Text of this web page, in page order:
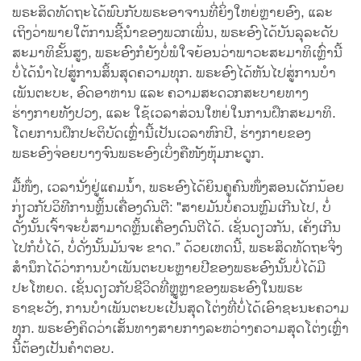
ພຣະສິດທັດຖະໄດ້ພົບກັບພຣະອາຈານທີ່ຍິ່ງໃຫຍ່ຫຼາຍອົງ, ແລະ
ເຖິງວ່າພາຍໃຕ້ການຊີ້ນໍາຂອງພວກເພິ່ນ, ພຣະອົງໄດ້ບັນລຸລະດັບ
ສະມາທິຂັ້ນສູງ, ພຣະອົງກໍຍັງບໍ່ພໍໃຈຍ້ອນວ່າພາວະສະມາທິເຫຼົ່ານີ້
ບໍ່ໄດ້ນໍາໄປສູ່ການສິ້ນສຸດຄວາມທຸກ. ພຣະອົງໄດ້ຫັນໄປສູ່ການບຳ
ເພັນຕະບະ, ອົດອາຫານ ແລະ ຄວາມສະດວກສະບາຍທາງ
ຮ່າງກາຍທັງປວງ, ແລະ ໃຊ້ເວລາສ່ວນໃຫຍ່ໃນການຝຶກສະມາທິ.
ໂດຍການຝຶກປະຕິບັດເຫຼົ່ານີ້ເປັນເວລາຫົກປີ, ຮ່າງກາຍຂອງ
ພຣະອົງຈ່ອຍບາງຈົນພຣະອົງເບິ່ງຄືໜັງຫຸ້ມກະດູກ.
ມື້ໜຶ່ງ, ເວລານັ່ງຢູ່ແຄມນ້ຳ, ພຣະອົງໄດ້ຍິນຄູຄົນໜຶ່ງສອນເດັກນ້ອຍ
ກ່ຽວກັບວິທີການຫຼິ້ນເຄື່ອງດົນຕີ: "ສາຍມັນບໍ່ຄວນຫຼົມເກີນໄປ, ບໍ່
ດັ່ງນັ້ນເຈົ້າຈະບໍ່ສາມາດຫຼິ້ນເຄື່ອງດົນຕີໄດ້. ເຊັ່ນດຽວກັນ, ເຄັ່ງເກີນ
ໄປກໍບໍ່ໄດ້, ບໍ່ດັ່ງນັ້ນມັນຈະ ຂາດ.” ດ້ວຍເຫດນີ້, ພຣະສິດທັດຖະຈິ່ງ
ສຳນຶກໄດ້ວ່າການບຳເພັນຕະບະຫຼາຍປີຂອງພຣະອົງນັ້ນບໍ່ໄດ້ມີ
ປະໂຫຍດ. ເຊັ່ນດຽວກັບຊີວິດທີ່ຫຼູຫຼາຂອງພຣະອົງໃນພຣະ
ຣາຊະວັງ, ການບຳເພັນຕະບະເປັນສຸດໂຕ່ງທີ່ບໍ່ໄດ້ເອົາຊະນະຄວາມ
ທຸກ. ພຣະອົງຄິດວ່າເສັ້ນທາງສາຍກາງລະຫວ່າງຄວາມສຸດໂຕ່ງເຫຼົ່າ
ນີ້ຕ້ອງເປັນຄໍາຕອບ.